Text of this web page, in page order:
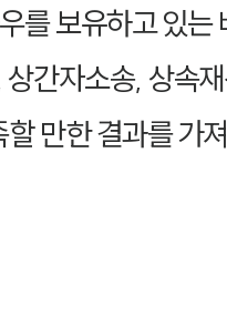
를 보유하고 있는
간자소송, 상속
만한 결과를 가